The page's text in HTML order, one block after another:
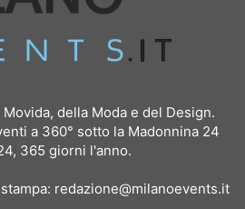
della Moda e del Design.
a 360° sotto la Madonnina 24
365 giorni l'anno.
redazione@milanoevents.it